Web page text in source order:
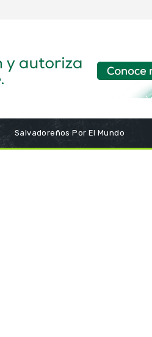
Salvadoreños Por El Mundo